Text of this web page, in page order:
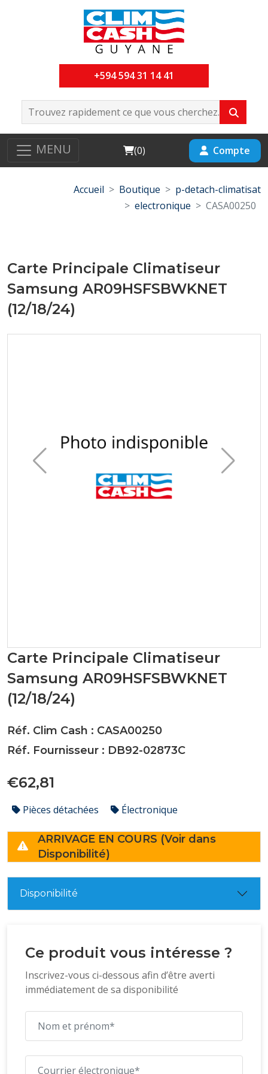
+594 594 31 14 41
MENU Cart
(0) Compte
Accueil Boutique
p-detach-climatisat
electronique
CASA00250
Carte Principale Climatiseur
Samsung AR09HSFSBWKNET
(12/18/24)
Carte Principale Climatiseur
Samsung AR09HSFSBWKNET
(12/18/24)
Réf. Clim Cash : CASA00250
Réf. Fournisseur : DB92-02873C
€62,81
Pièces détachées Électronique
ARRIVAGE EN COURS (Voir dans
Disponibilité)
Disponibilité
Ce produit vous intéresse ?
Inscrivez-vous ci-dessous afin d’être averti
immédiatement de sa disponibilité